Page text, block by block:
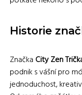
Historie
Značka City Zen
podnik s vášní pro
jednoduchost,